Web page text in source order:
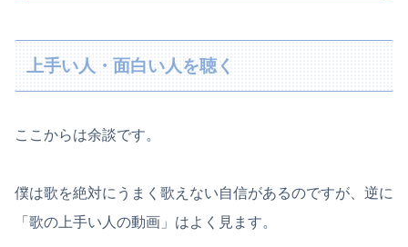
上手い人・面白い人を聴く
ここからは余談です。
僕は歌を絶対にうまく歌えない自信があるのですが、逆に
「歌の上手い人の動画」はよく見ます。